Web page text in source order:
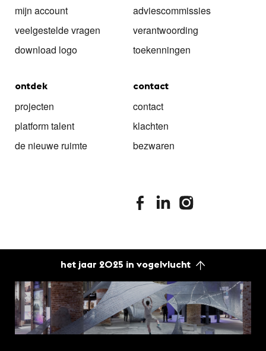
mijn account
veelgestelde vragen
download logo
adviescommissies
verantwoording
toekenningen
ontdek
projecten
platform talent
de nieuwe ruimte
contact
contact
klachten
bezwaren
stimuleringsfonds facebook
stimuleringsfonds linkedin
stimuleringsfonds
het jaar 2025 in vogelvlucht